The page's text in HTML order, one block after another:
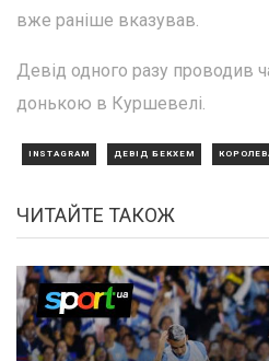
вже раніше вказував.
Девід одного разу проводив
донькою в Куршевелі.
INSTAGRAM ДЕВІД БЕКХЕМ
ЧИТАЙТЕ ТАКОЖ